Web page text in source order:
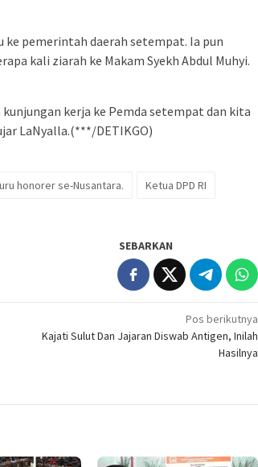
ke pemerintah daerah setempat. Ia pun
kali ziarah ke Makam Syekh Abdul Muhyi.
kerja ke Pemda setempat dan kita
LaNyalla.(***/DETIKGO)
honorer se-Nusantara.
Ketua DPD RI
SEBARKAN
Pos berikutnya
Kajati Sulut Dan Jajaran Diswab Antigen, Inilah
Hasilnya